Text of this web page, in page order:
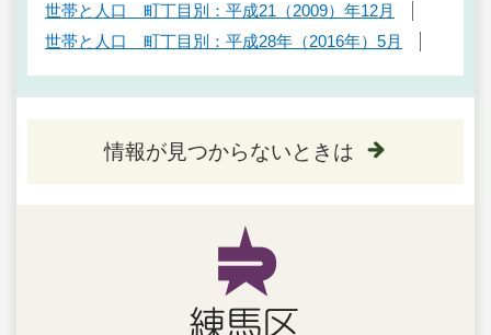
世帯と人口 町丁目別：平成21（2009）年12月
世帯と人口 町丁目別：平成28年（2016年）5月
情報が見つからないときは